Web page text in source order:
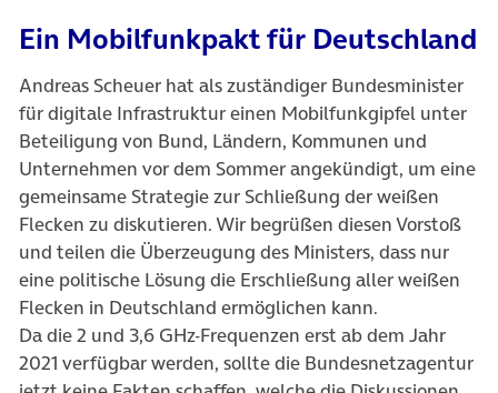
Ein Mobilfunkpakt für Deutschland
Andreas Scheuer hat als zuständiger Bundesminister
für digitale Infrastruktur einen Mobilfunkgipfel unter
Beteiligung von Bund, Ländern, Kommunen und
Unternehmen vor dem Sommer angekündigt, um eine
gemeinsame Strategie zur Schließung der weißen
Flecken zu diskutieren. Wir begrüßen diesen Vorstoß
und teilen die Überzeugung des Ministers, dass nur
eine politische Lösung die Erschließung aller weißen
Flecken in Deutschland ermöglichen kann.
Da die 2 und 3,6 GHz-Frequenzen erst ab dem Jahr
2021 verfügbar werden, sollte die Bundesnetzagentur